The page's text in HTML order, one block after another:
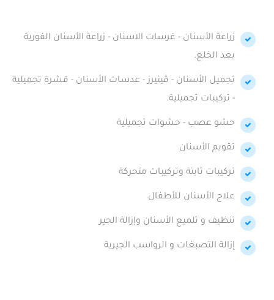
زراعة الأسنان - غرسات الاسنان - زراعة الأسنان الفورية
بعد الخلع.
تجميل الأسنان - ڤينيرز - عدسات الأسنان - قشرة تجميلية
- تركيبات تجميلية.
حشو عصب - حشوات تجميلية
تقويم الأسنان
تركيبات ثابتة وتركيبات متحركة
علاج الأسنان للأطفال
تنظيف و تلميع الأسنان وإزالة الجير
إزالة التصبغات و الرواسب الجيرية